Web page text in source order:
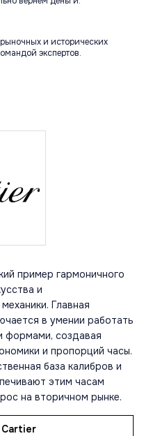
и исторических
экспертов.
пример гармоничного
и
Главная
в умении работать
формами, создавая
и пропорций часы.
база калибров и
этим часам
на вторичном рынке.
Cartier